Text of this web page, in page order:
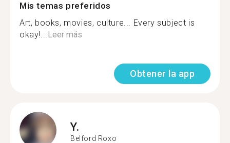
Mis temas preferidos
Art, books, movies, culture... Every subject is
okay!...Leer más
Obtener la app
Y.
Belford Roxo